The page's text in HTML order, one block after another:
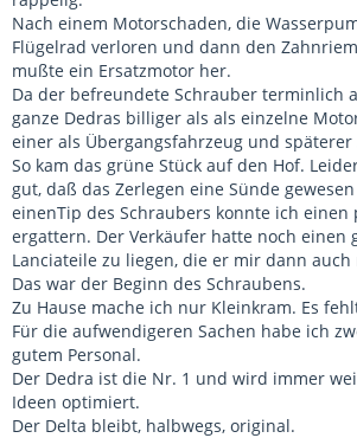
Nach einem Motorschaden, die
Flügelrad verloren und dann den
mußte ein Ersatzmotor her.
Da der befreundete Schrauber terminlich
ganze Dedras billiger als als einzelne
einer als Übergangsfahrzeug und späterer
So kam das grüne Stück auf den Hof.
gut, daß das Zerlegen eine Sünde
einenTip des Schraubers konnte ich
ergattern. Der Verkäufer hatte noch einen
Lanciateile zu liegen, die er mir dann auch
Das war der Beginn des Schraubens.
Zu Hause mache ich nur Kleinkram. Es
Für die aufwendigeren Sachen habe ich
gutem Personal.
Der Dedra ist die Nr. 1 und wird immer
Ideen optimiert.
Der Delta bleibt, halbwegs, original.